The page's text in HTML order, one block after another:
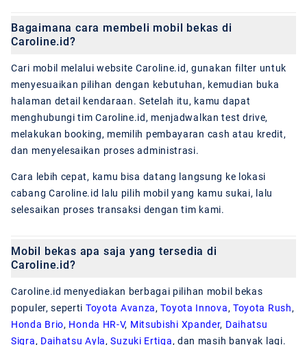
Bagaimana cara membeli mobil bekas di
Caroline.id?
Cari mobil melalui website Caroline.id, gunakan filter untuk
menyesuaikan pilihan dengan kebutuhan, kemudian buka
halaman detail kendaraan. Setelah itu, kamu dapat
menghubungi tim Caroline.id, menjadwalkan test drive,
melakukan booking, memilih pembayaran cash atau kredit,
dan menyelesaikan proses administrasi.
Cara lebih cepat, kamu bisa datang langsung ke lokasi
cabang Caroline.id lalu pilih mobil yang kamu sukai, lalu
selesaikan proses transaksi dengan tim kami.
Mobil bekas apa saja yang tersedia di
Caroline.id?
Caroline.id menyediakan berbagai pilihan mobil bekas
populer, seperti Toyota Avanza,Toyota Innova, Toyota Rush,
Honda Brio, Honda HR-V, Mitsubishi Xpander, Daihatsu
Sigra, Daihatsu Ayla,Suzuki Ertiga, dan masih banyak lagi.